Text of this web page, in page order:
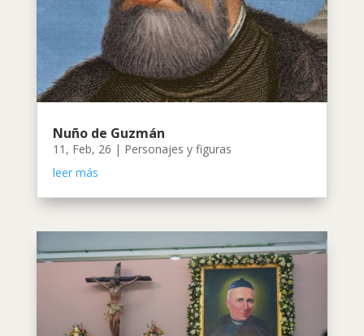
Nuño de Guzmán
11, Feb, 26 | Personajes y figuras
leer más